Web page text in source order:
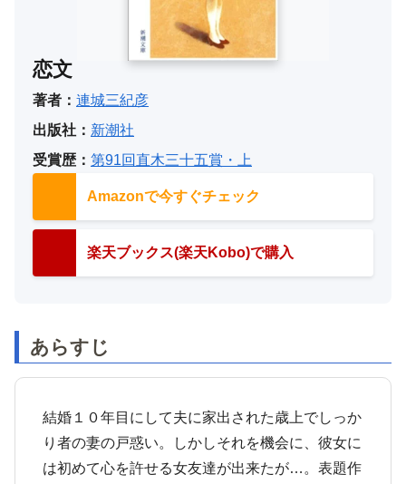
恋文
著者： 連城三紀彦
出版社： 新潮社
受賞歴： 第91回直木三十五賞・上
Amazonで今すぐチェック
楽天ブックス(楽天Kobo)で購入
あらすじ
結婚１０年目にして夫に家出された歳上でしっか
り者の妻の戸惑い。しかしそれを機会に、彼女に
は初めて心を許せる女友達が出来たが…。表題作